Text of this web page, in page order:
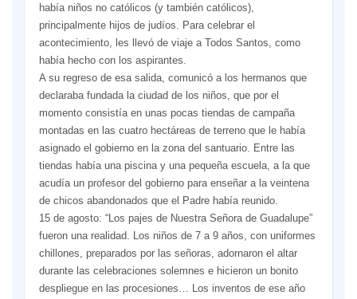
había niños no católicos (y también católicos),
principalmente hijos de judíos. Para celebrar el
acontecimiento, les llevó de viaje a Todos Santos, como
había hecho con los aspirantes.
A su regreso de esa salida, comunicó a los hermanos que
declaraba fundada la ciudad de los niños, que por el
momento consistía en unas pocas tiendas de campaña
montadas en las cuatro hectáreas de terreno que le había
asignado el gobierno en la zona del santuario. Entre las
tiendas había una piscina y una pequeña escuela, a la que
acudía un profesor del gobierno para enseñar a la veintena
de chicos abandonados que el Padre había reunido.
15 de agosto: “Los pajes de Nuestra Señora de Guadalupe”
fueron una realidad. Los niños de 7 a 9 años, con uniformes
chillones, preparados por las señoras, adornaron el altar
durante las celebraciones solemnes e hicieron un bonito
despliegue en las procesiones… Los inventos de ese año